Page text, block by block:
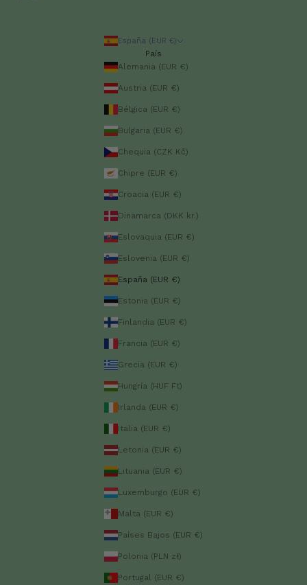
España (EUR €)
País
Alemania (EUR €)
Austria (EUR €)
Bélgica (EUR €)
Bulgaria (EUR €)
Chequia (CZK Kč)
Chipre (EUR €)
Croacia (EUR €)
Dinamarca (DKK kr.)
Eslovaquia (EUR €)
Eslovenia (EUR €)
España (EUR €)
Estonia (EUR €)
Finlandia (EUR €)
Francia (EUR €)
Grecia (EUR €)
Hungría (HUF Ft)
Irlanda (EUR €)
Italia (EUR €)
Letonia (EUR €)
Lituania (EUR €)
Luxemburgo (EUR €)
Malta (EUR €)
Países Bajos (EUR €)
Polonia (PLN zł)
Portugal (EUR €)